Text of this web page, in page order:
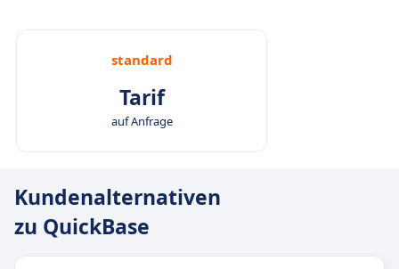
standard
Tarif
auf Anfrage
Kundenalternativen
zu QuickBase